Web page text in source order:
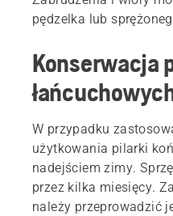
pędzelka lub
Konserwacja
W przypadku
użytkowania pilarki
nadejściem zimy.
przez kilka miesięcy.
należy przeprowadzić